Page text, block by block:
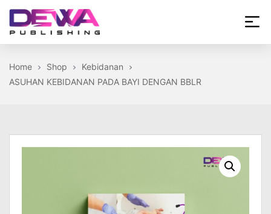
Skip
theDewa
Home
Shop
Kebidanan
ASUHAN KEBIDANAN PADA BAYI DENGAN BBLR